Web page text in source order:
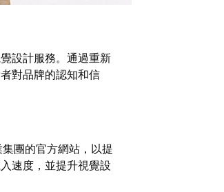
設計服務。通過重新
對品牌的認知和信
團的官方網站，以提
速度，並提升視覺設